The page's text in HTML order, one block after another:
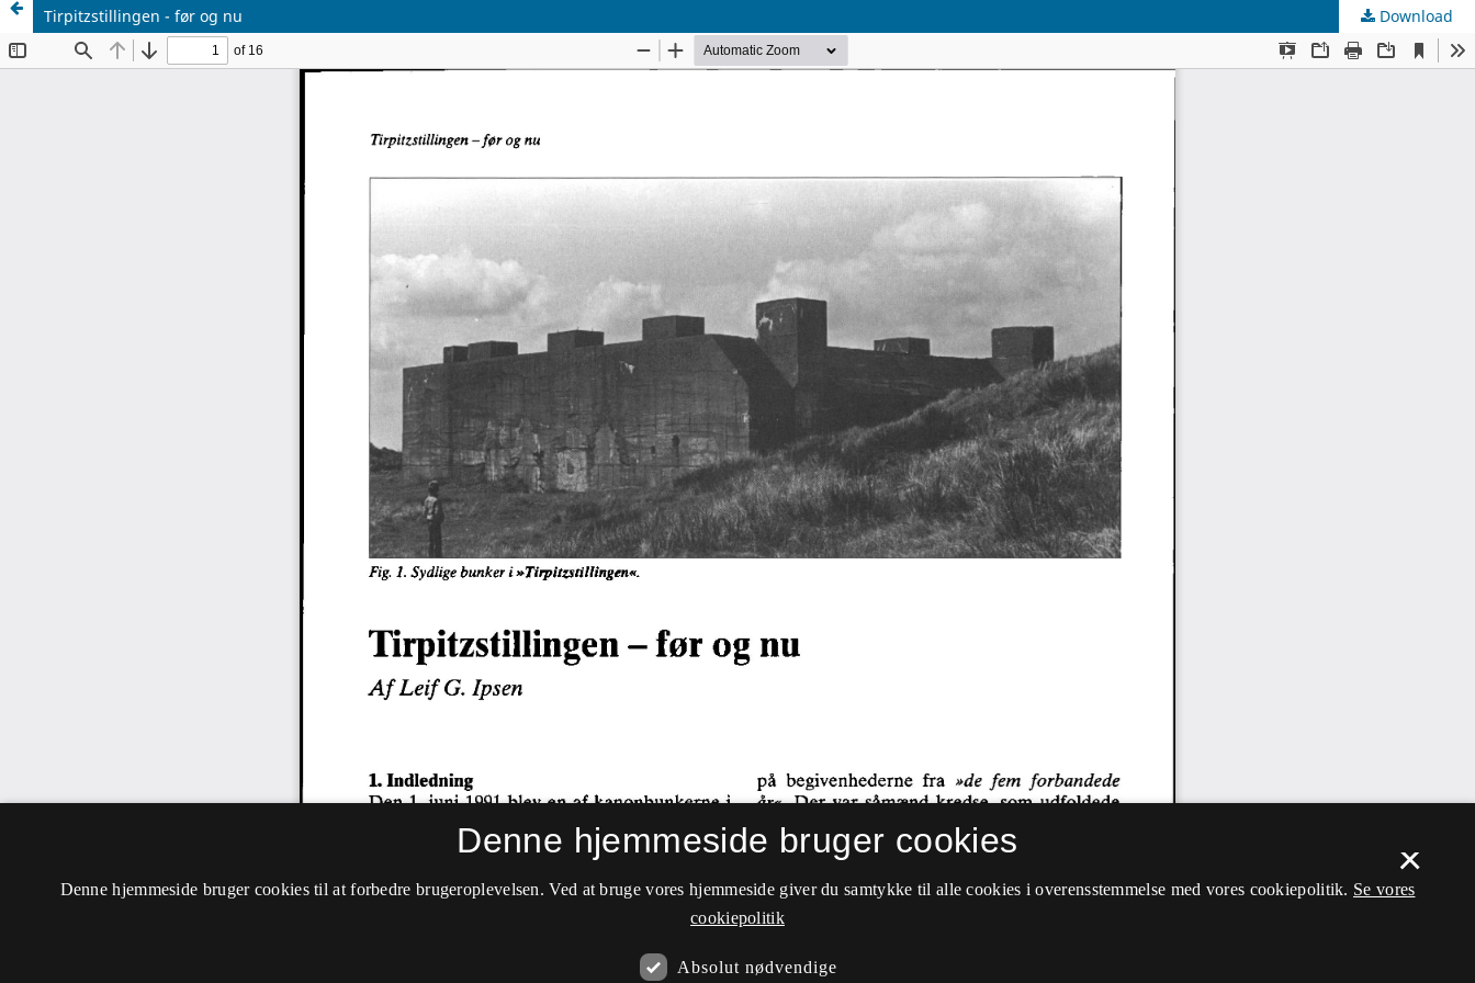
Tirpitzstillingen - før og nu Download
×
Denne hjemmeside bruger cookies
Denne hjemmeside bruger cookies til at forbedre brugeroplevelsen. Ved at bruge vores hjemmeside giver du samtykke til alle cookies i overensstemmelse med vores cookiepolitik. Se vores
cookiepolitik
Absolut nødvendige